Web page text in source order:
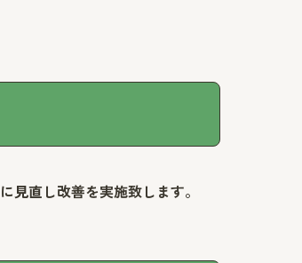
直し改善を実施致します。